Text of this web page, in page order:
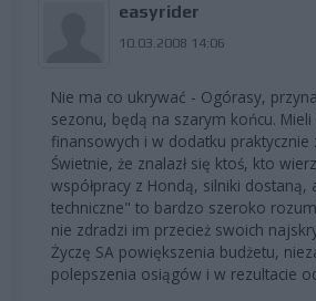
easyrider
10.03.2008 14:06
Nie ma co ukrywać - Ogórasy,
sezonu, będą na szarym końcu.
finansowych i w dodatku praktycznie
Świetnie, że znalazł się ktoś, kto
współpracy z Hondą, silniki
techniczne" to bardzo szeroko
nie zdradzi im przecież swoich
Życzę SA powiększenia budżetu,
polepszenia osiągów i w rezultacie